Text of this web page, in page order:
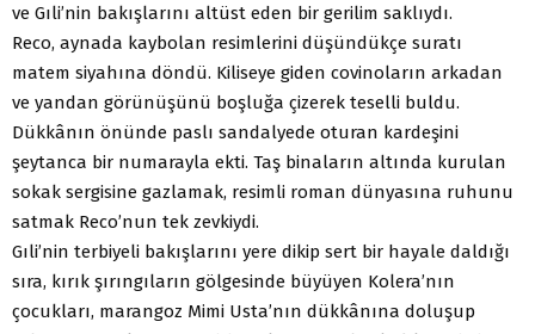
ve Gıli’nin bakışlarını altüst eden bir gerilim saklıydı.
Reco, aynada kaybolan resimlerini düşündükçe suratı
matem siyahına döndü. Kiliseye giden covinoların arkadan
ve yandan görünüşünü boşluğa çizerek teselli buldu.
Dükkânın önünde paslı sandalyede oturan kardeşini
şeytanca bir numarayla ekti. Taş binaların altında kurulan
sokak sergisine gazlamak, resimli roman dünyasına ruhunu
satmak Reco’nun tek zevkiydi.
Gıli’nin terbiyeli bakışlarını yere dikip sert bir hayale daldığı
sıra, kırık şırıngıların gölgesinde büyüyen Kolera’nın
çocukları, marangoz Mimi Usta’nın dükkânına doluşup